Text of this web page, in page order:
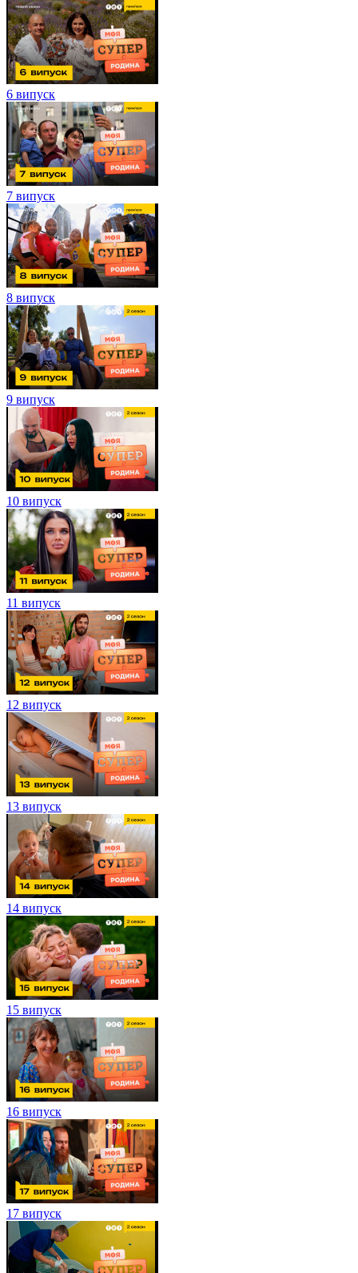
6 випуск
7 випуск
8 випуск
9 випуск
10 випуск
11 випуск
12 випуск
13 випуск
14 випуск
15 випуск
16 випуск
17 випуск